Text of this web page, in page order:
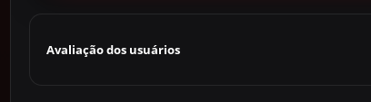
Avaliação dos usuários